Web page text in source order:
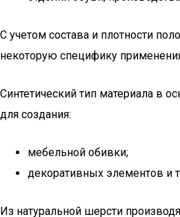
С учетом состава и плотности
некоторую специфику
Синтетический тип материала в
для создания:
мебельной обивки;
декоративных элементов и
Из натуральной шерсти